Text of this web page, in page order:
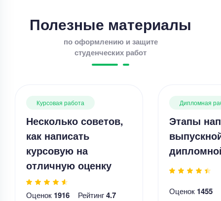
Полезные материалы
по оформлению и защите
студенческих работ
Курсовая работа
Несколько советов,
как написать
курсовую на
отличную оценку
Оценок 1916 Рейтинг4.7
Дипломная
Этапы
Оценок 1455